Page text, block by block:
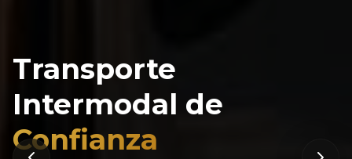
Confianza
LogísticaSin
Fronteras
Soluciones de transporte 24/7 en toda la región